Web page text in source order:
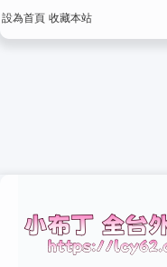
設為首頁 收藏本站